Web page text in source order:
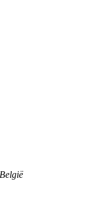
België